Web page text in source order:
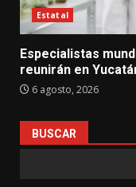
Estatal
Especialistas
reunirán en
6 agosto, 2026
BUSCAR